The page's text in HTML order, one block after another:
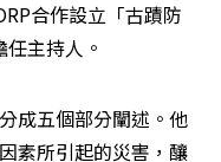
合作設立「古蹟防
主持人。
成五個部分闡述。他
素所引起的災害，釀